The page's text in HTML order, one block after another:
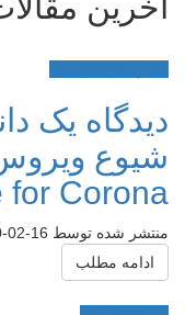
دیدگاه یک
Corona)
منتشر شده توسط 02-16
ادامه مطلب